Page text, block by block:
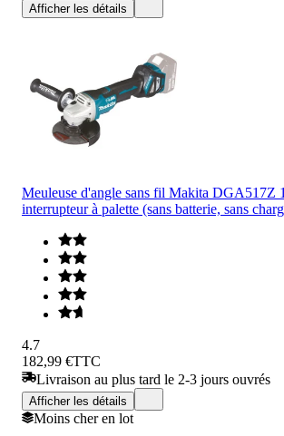
Afficher les détails
Meuleuse d'angle sans fil Makita DGA517Z
interrupteur à palette (sans batterie, sans
4.7
182,99 €TTC
Livraison au plus tard le 2-3 jours ouvrés
Afficher les détails
Moins cher en lot